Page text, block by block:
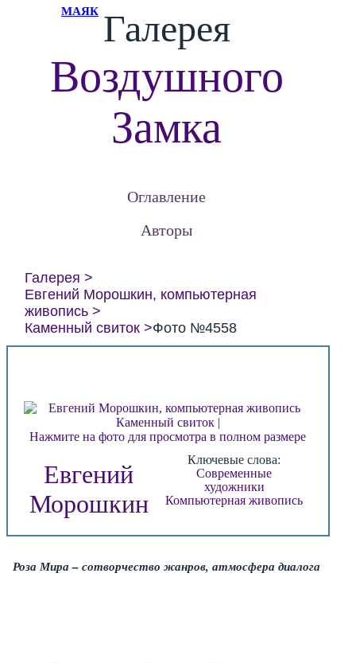
МАЯК Галерея
Воздушного
Замка
Оглавление
Авторы
Галерея
Евгений Морошкин, компьютерная
живопись
Каменный свиток
Фото №4558
Нажмите на фото для просмотра в полном размере
Евгений
Морошкин
Ключевые слова:
Современные
художники
Компьютерная живопись
Роза Мира – сотворчество жанров, атмосфера диалога